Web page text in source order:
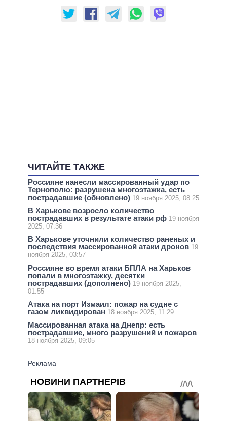
ЧИТАЙТЕ ТАКЖЕ
Россияне нанесли массированный удар по
Тернополю: разрушена многоэтажка, есть
пострадавшие (обновлено) 19 ноября 2025, 08:25
В Харькове возросло количество
пострадавших в результате атаки рф 19 ноября
2025, 07:36
В Харькове уточнили количество раненых и
последствия массированной атаки дронов 19
ноября 2025, 03:57
Россияне во время атаки БПЛА на Харьков
попали в многоэтажку, десятки
пострадавших (дополнено) 19 ноября 2025,
01:55
Атака на порт Измаил: пожар на судне с
газом ликвидирован 18 ноября 2025, 11:29
Массированная атака на Днепр: есть
пострадавшие, много разрушений и пожаров
18 ноября 2025, 09:05